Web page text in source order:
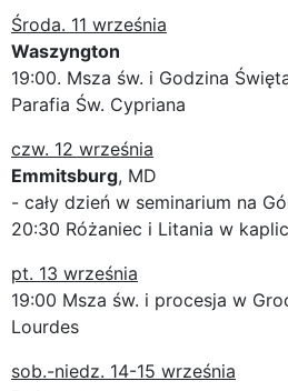
Środa. 11 września
Waszyngton
19:00. Msza św. i Godzina
Parafia Św. Cypriana
czw. 12 września
Emmitsburg, MD
- cały dzień w seminarium na
20:30 Różaniec i Litania w
pt. 13 września
19:00 Msza św. i procesja w
Lourdes
sob.-niedz. 14-15 września